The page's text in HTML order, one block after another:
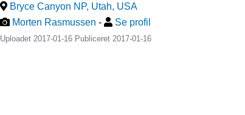
Bryce Canyon NP, Utah, USA
Morten Rasmussen - Se profil
Uploadet 2017-01-16 Publiceret2017-01-16